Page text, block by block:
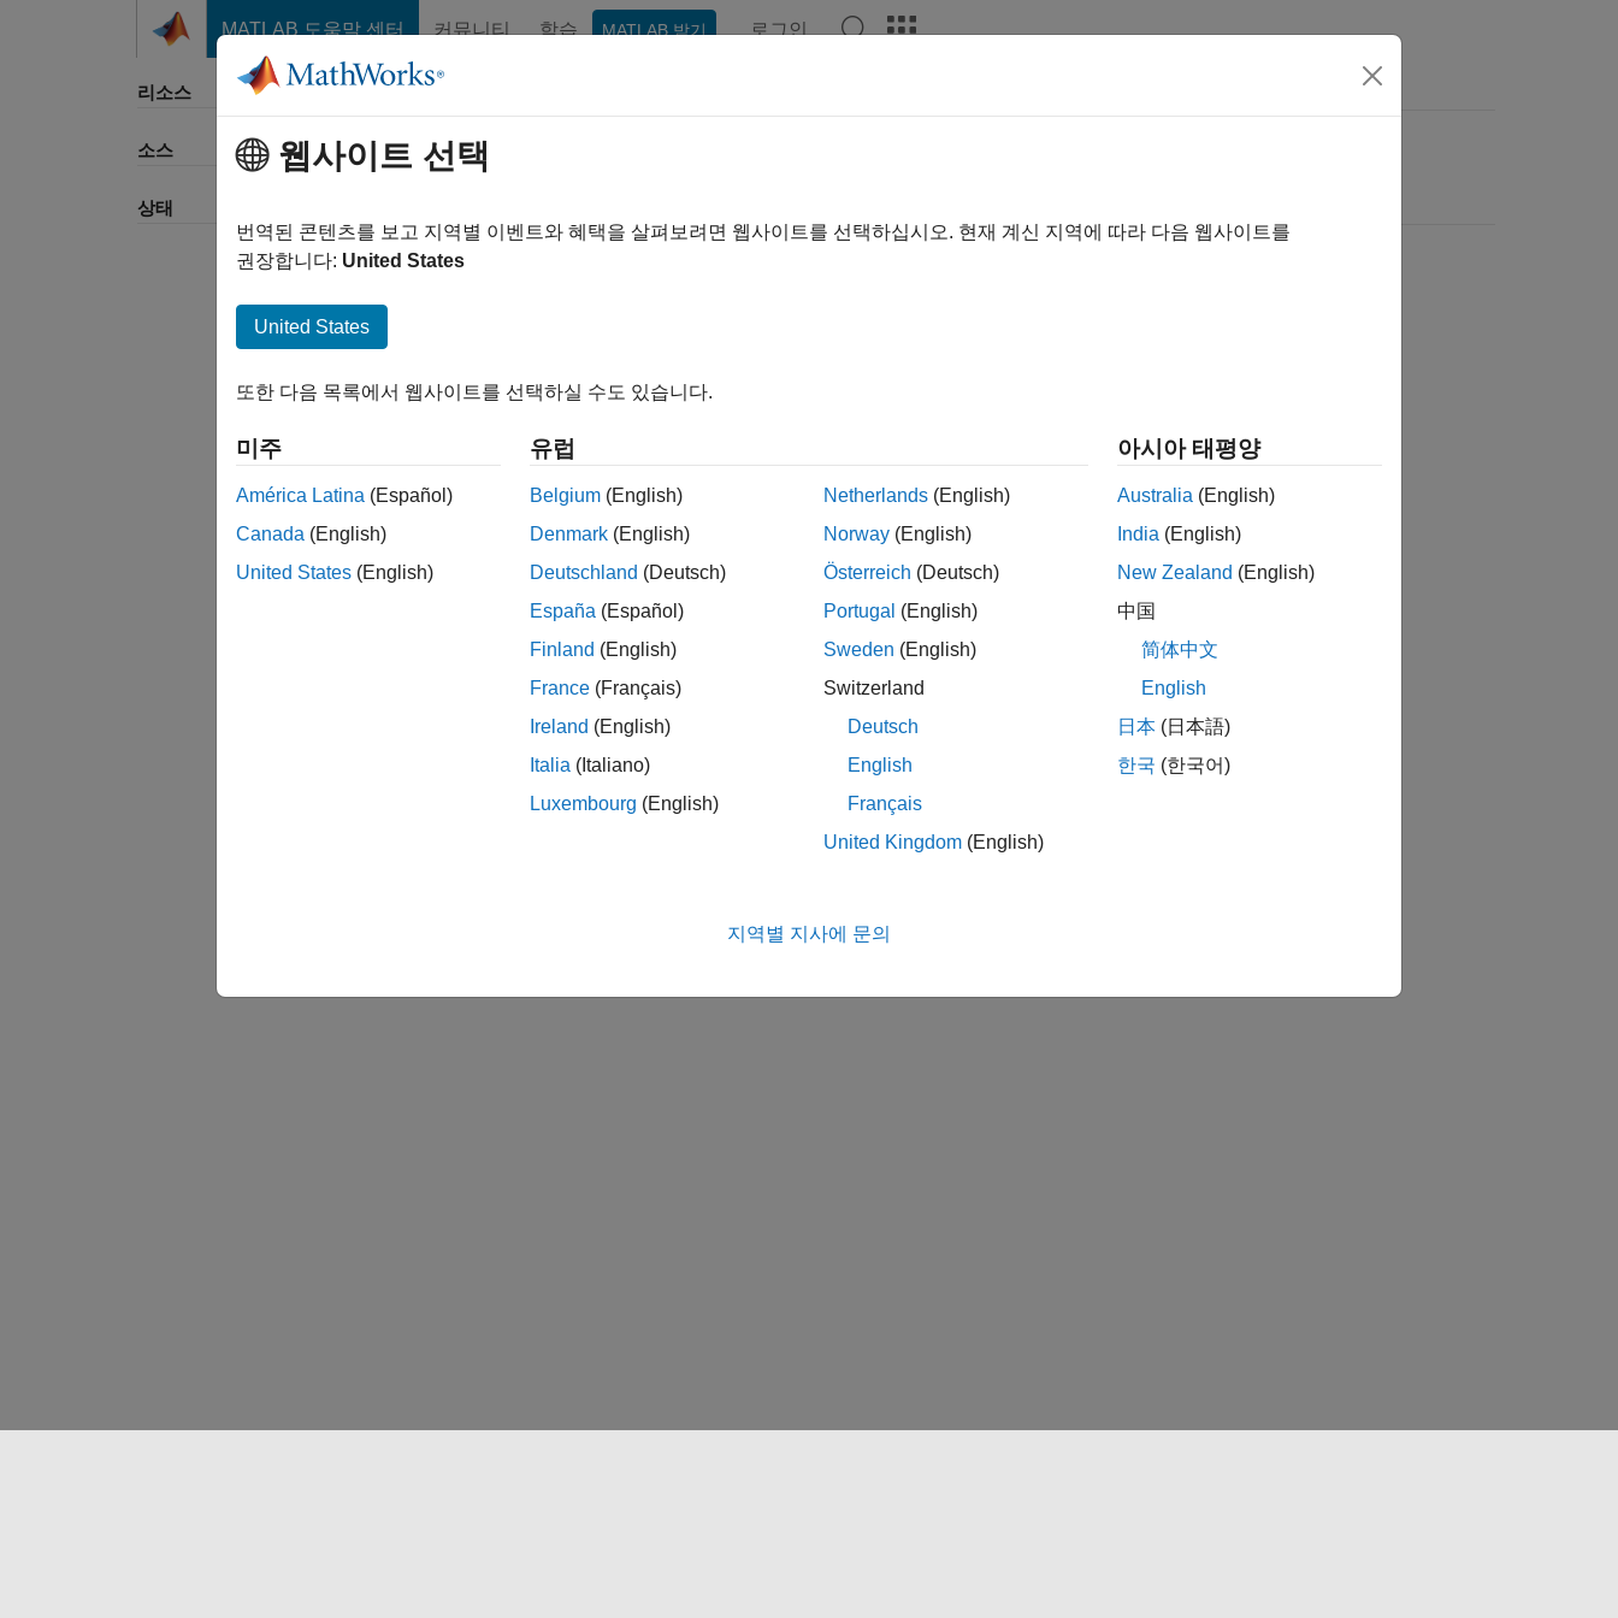
MATLAB 도움말 센터 커뮤니티 학습 MATLAB 받기 로그인
리소스
소스
상태
웹사이트 선택
번역된 콘텐츠를 보고 지역별 이벤트와 혜택을 살펴보려면 웹사이트를 선택하십시오. 현재 계신 지역에 따라 다음 웹사이트를
권장합니다: United States
United States
또한 다음 목록에서 웹사이트를 선택하실 수도 있습니다.
미주
América Latina (Español)
Canada (English)
United States (English)
유럽
Belgium (English)
Denmark (English)
Deutschland (Deutsch)
España (Español)
Finland (English)
France (Français)
Ireland (English)
Italia (Italiano)
Luxembourg (English)
Netherlands (English)
Norway (English)
Österreich (Deutsch)
Portugal (English)
Sweden (English)
Switzerland
Deutsch
English
Français
United Kingdom (English)
아시아 태평양
Australia (English)
India (English)
New Zealand (English)
中国
简体中文
English
日本 (日本語)
한국 (한국어)
지역별 지사에 문의